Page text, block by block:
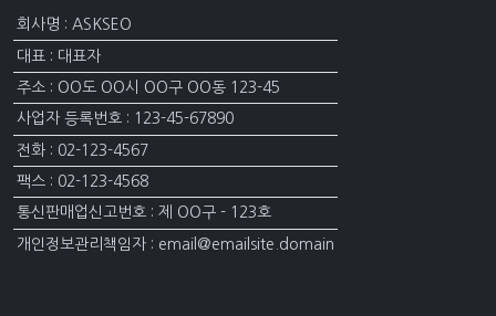
회사명 : ASKSEO
대표 : 대표자
주소 : OO도 OO시 OO구 OO동 123-45
사업자 등록번호 : 123-45-67890
전화 : 02-123-4567
팩스 : 02-123-4568
통신판매업신고번호 : 제 OO구 - 123호
개인정보관리책임자 : email@emailsite.domain